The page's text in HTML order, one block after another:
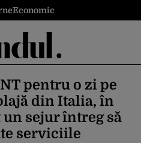
Economic
pentru o zi pe
din Italia, în
un sejur întreg să
serviciile